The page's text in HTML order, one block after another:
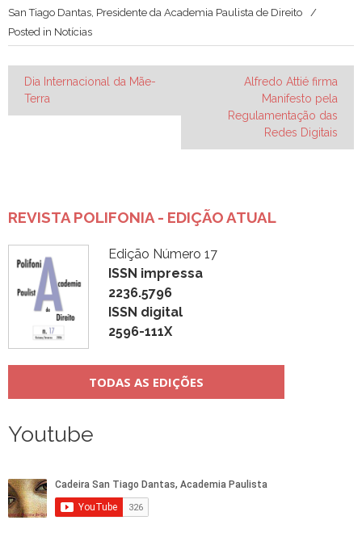
San Tiago Dantas, Presidente da Academia Paulista de Direito
Posted in Notícias
Navegação
de
Dia Internacional da Mãe-
Terra
Alfredo Attié firma
Manifesto pela
Regulamentação das
Redes Digitais
REVISTA POLIFONIA - EDIÇÃO ATUAL
Edição Número 17
ISSN impressa
2236.5796
ISSN digital
2596-111X
TODAS AS EDIÇÕES
Youtube